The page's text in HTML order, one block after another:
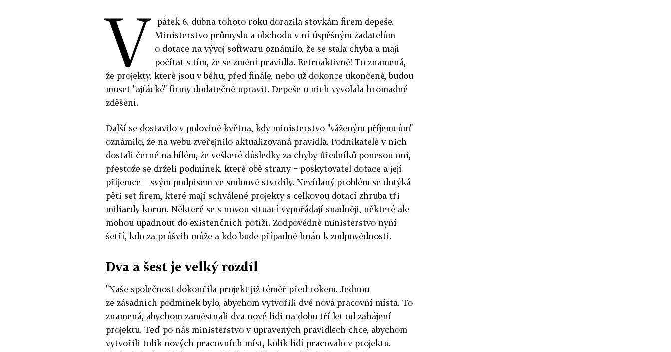
V pátek 6. dubna tohoto roku dorazila stovkám firem depeše.
Ministerstvo průmyslu a obchodu v ní úspěšným žadatelům
o dotace na vývoj softwaru oznámilo, že se stala chyba a mají
počítat s tím, že se změní pravidla. Retroaktivně! To znamená,
že projekty, které jsou v běhu, před finále, nebo už dokonce ukončené, budou
muset "ajťácké" firmy dodatečně upravit. Depeše u nich vyvolala hromadné
zděšení.
Další se dostavilo v polovině května, kdy ministerstvo "váženým příjemcům"
oznámilo, že na webu zveřejnilo aktualizovaná pravidla. Podnikatelé v nich
dostali černé na bílém, že veškeré důsledky za chyby úředníků ponesou oni,
přestože se drželi podmínek, které obě strany − poskytovatel dotace a její
příjemce − svým podpisem ve smlouvě stvrdily. Nevídaný problém se dotýká
pěti set firem, které mají schválené projekty s celkovou dotací zhruba tři
miliardy korun. Některé se s novou situací vypořádají snadněji, některé ale
mohou upadnout do existenčních potíží. Zodpovědné ministerstvo nyní
šetří, kdo za průšvih může a kdo bude případně hnán k zodpovědnosti.
Dva a šest je velký rozdíl
"Naše společnost dokončila projekt již téměř před rokem. Jednou
ze zásadních podmínek bylo, abychom vytvořili dvě nová pracovní místa. To
znamená, abychom zaměstnali dva nové lidi na dobu tří let od zahájení
projektu. Teď po nás ministerstvo v upravených pravidlech chce, abychom
vytvořili tolik nových pracovních míst, kolik lidí pracovalo v projektu.